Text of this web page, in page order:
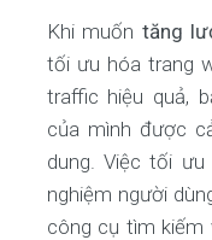
Khi muốn tăng
tối ưu hóa trang
traffic hiệu quả,
của mình được
dung. Việc tối
nghiệm người
công cụ tìm kiếm